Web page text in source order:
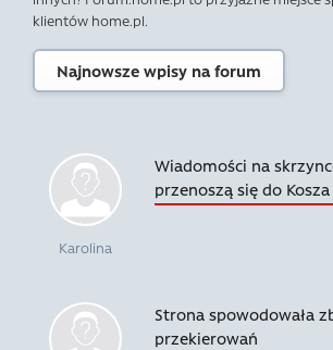
klientów home.pl.
Najnowsze wpisy na forum
Karolina
Wiadomości na
przenoszą się do Kosza
Strona spowodowała
przekierowań